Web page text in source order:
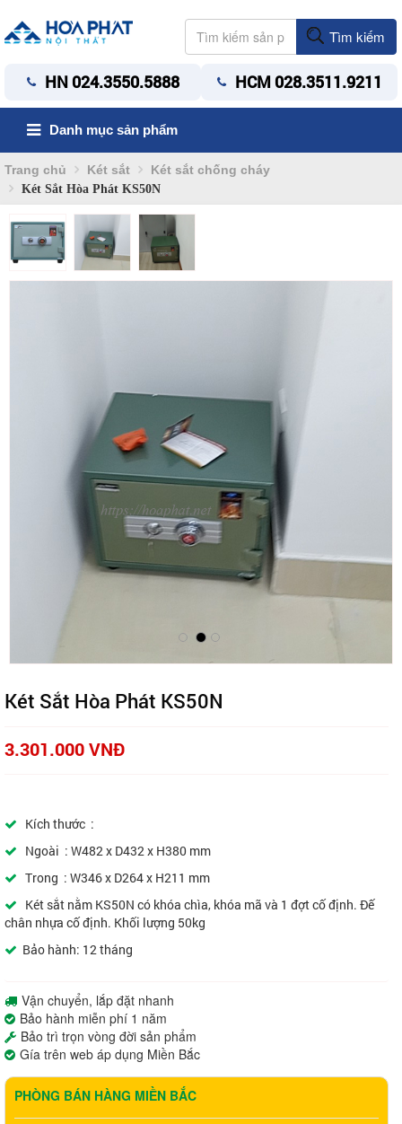
Tìm kiếm
HN 024.3550.5888 HCM 028.3511.9211
Danh mục sản phẩm
Trang chủ Két sắt Két sắt chống cháy
Két Sắt Hòa Phát KS50N
Két Sắt Hòa Phát KS50N
3.301.000 VNĐ
Kích thước :
Ngoài : W482 x D432 x H380 mm
Trong : W346 x D264 x H211 mm
Két sắt nằm KS50N có khóa chìa, khóa mã và 1 đợt cố định. Đế
chân nhựa cố định. Khối lượng 50kg
Bảo hành: 12 tháng
Vận chuyển, lắp đặt nhanh
Bảo hành miễn phí 1 năm
Bảo trì trọn vòng đời sản phẩm
Gía trên web áp dụng Miền Bắc
PHÒNG BÁN HÀNG MIỀN BẮC